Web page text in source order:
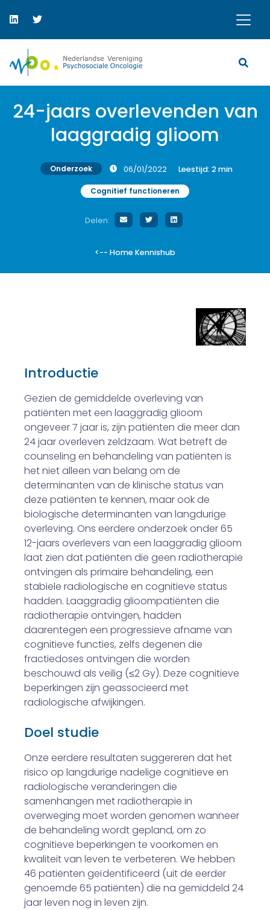
24-jaars overlevenden van
laaggradig glioom
Onderzoek 06/01/2022 Leestijd: 2min
Cognitief functioneren
Delen:
<-- Home Kennishub
Introductie
Gezien de gemiddelde overleving van
patiënten met een laaggradig glioom
ongeveer 7 jaar is, zijn patiënten die meer dan
24 jaar overleven zeldzaam. Wat betreft de
counseling en behandeling van patiënten is
het niet alleen van belang om de
determinanten van de klinische status van
deze patiënten te kennen, maar ook de
biologische determinanten van langdurige
overleving. Ons eerdere onderzoek onder 65
12-jaars overlevers van een laaggradig glioom
laat zien dat patiënten die geen radiotherapie
ontvingen als primaire behandeling, een
stabiele radiologische en cognitieve status
hadden. Laaggradig glioompatiënten die
radiotherapie ontvingen, hadden
daarentegen een progressieve afname van
cognitieve functies, zelfs degenen die
fractiedoses ontvingen die worden
beschouwd als veilig (≤2 Gy). Deze cognitieve
beperkingen zijn geassocieerd met
radiologische afwijkingen.
Doel studie
Onze eerdere resultaten suggereren dat het
risico op langdurige nadelige cognitieve en
radiologische veranderingen die
samenhangen met radiotherapie in
overweging moet worden genomen wanneer
de behandeling wordt gepland, om zo
cognitieve beperkingen te voorkomen en
kwaliteit van leven te verbeteren. We hebben
46 patiënten geïdentificeerd (uit de eerder
genoemde 65 patiënten) die na gemiddeld 24
jaar leven nog in leven zijn.